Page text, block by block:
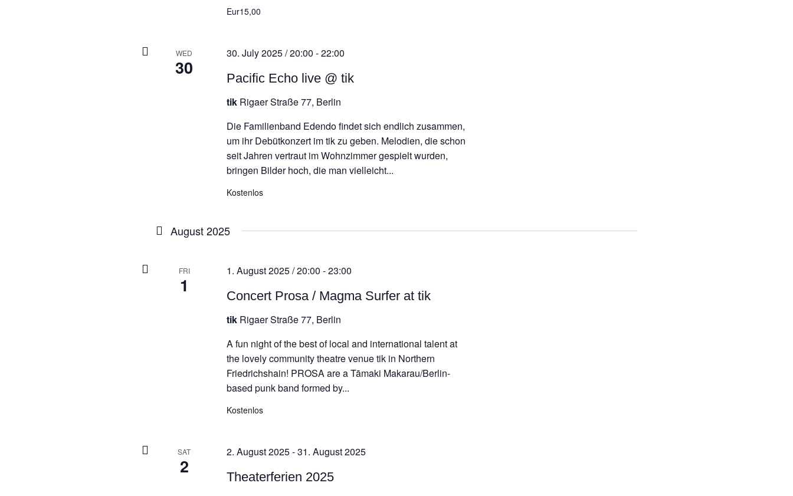
Eur15,00
WED
30 Pacific Echo live @ tik
30. July 2025 / 20:00 -22:00
tik Rigaer Straße 77, Berlin
Die Familienband Edendo findet sich endlich zusammen,
um ihr Debütkonzert im tik zu geben. Melodien, die schon
seit Jahren vertraut im Wohnzimmer gespielt wurden,
bringen Bilder hoch, die man vielleicht...
Kostenlos
August 2025
FRI
1 Concert Prosa / Magma Surfer at tik
1. August 2025 / 20:00 -23:00
tik Rigaer Straße 77, Berlin
A fun night of the best of local and international talent at
the lovely community theatre venue tik in Northern
Friedrichshain! PROSA are a Tāmaki Makarau/Berlin-
based punk band formed by...
Kostenlos
SAT
2 Theaterferien 2025
2. August 2025-31. August 2025